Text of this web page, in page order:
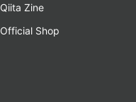
Qiita Zine
Official Shop